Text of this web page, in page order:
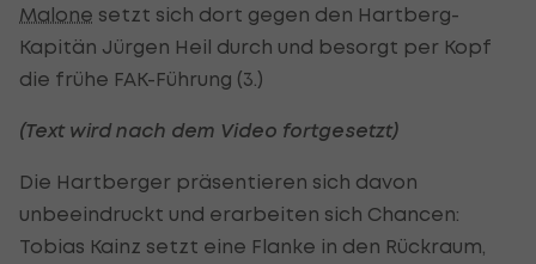
Malone setzt sich dort gegen den Hartberg-
Kapitän Jürgen Heil durch und besorgt per Kopf
die frühe FAK-Führung (3.)
(Text wird nach dem Video fortgesetzt)
Die Hartberger präsentieren sich davon
unbeeindruckt und erarbeiten sich Chancen:
Tobias Kainz setzt eine Flanke in den Rückraum,